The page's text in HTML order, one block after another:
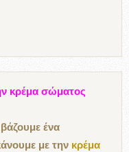
κρέμα σώματος
ένα
με την κρέμα